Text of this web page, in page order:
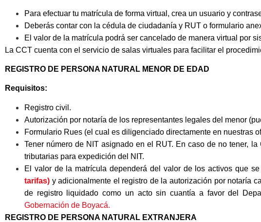
Para efectuar tu matrícula de forma virtual, crea un usuario y
Deberás contar con la cédula de ciudadanía y RUT o formulario
El valor de la matrícula podrá ser cancelado de manera virtual por
La CCT cuenta con el servicio de salas virtuales para facilitar el
REGISTRO DE PERSONA NATURAL MENOR DE EDAD
Requisitos:
Registro civil.
Autorización por notaría de los representantes legales del menor
Formulario Rues (el cual es diligenciado directamente en nuestras
Tener número de NIT asignado en el RUT. En caso de no tener,
tributarias para expedición del NIT.
El valor de la matrícula dependerá del valor de los activos que
tarifas) y adicionalmente el registro de la autorización por notaría
de registro liquidado como un acto sin cuantía a favor del
Gobernación de Boyacá.
REGISTRO DE PERSONA NATURAL EXTRANJERA